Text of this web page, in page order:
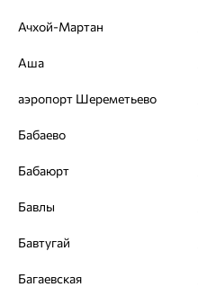
Разработка сайта —
Ачхой-Мартан
Аша
аэропорт Шереметьево
Бабаево
Бабаюрт
Бавлы
Бавтугай
Багаевская